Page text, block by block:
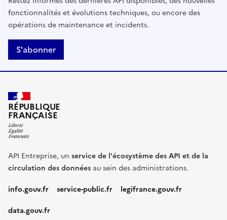
fonctionnalités et évolutions techniques, ou encore des
opérations de maintenance et incidents.
S'abonner
RÉPUBLIQUE
FRANÇAISE
API Entreprise, un service de l'écosystème des API et de la
circulation des données au sein des administrations.
info.gouv.fr
service-public.fr
legifrance.gouv.fr
data.gouv.fr